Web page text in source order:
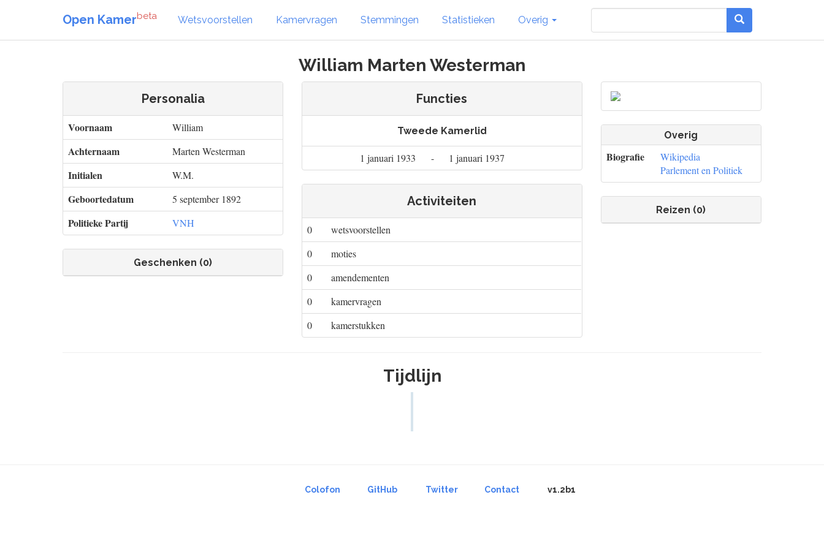
Open Kamerbeta Wetsvoorstellen Kamervragen Stemmingen Statistieken Overig
William Marten Westerman
Personalia
Voornaam William
Achternaam Marten Westerman
Initialen W.M.
Geboortedatum 5 september 1892
Politieke Partij VNH
Geschenken (0)
Functies
Tweede Kamerlid
1 januari 1933 - 1 januari 1937
Activiteiten
0
wetsvoorstellen
0
moties
0
amendementen
0
kamervragen
0
kamerstukken
Overig
Biografie
Wikipedia
Parlement en Politiek
Reizen (0)
Tijdlijn
Colofon GitHub Twitter Contact v1.2b1